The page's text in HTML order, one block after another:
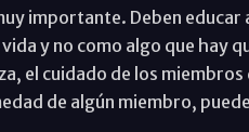
importante. Deben educar
y no como algo que hay
el cuidado de los
de algún miembro,